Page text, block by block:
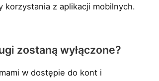
korzystania z aplikacji mobilnych.
zostaną wyłączone?
w dostępie do kont i